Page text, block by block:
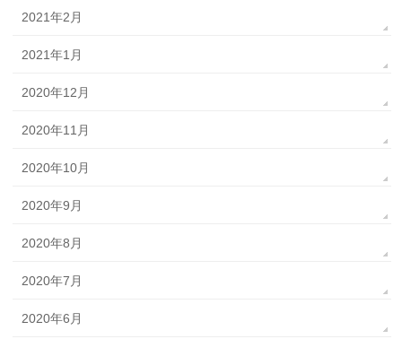
2021年2月
2021年1月
2020年12月
2020年11月
2020年10月
2020年9月
2020年8月
2020年7月
2020年6月